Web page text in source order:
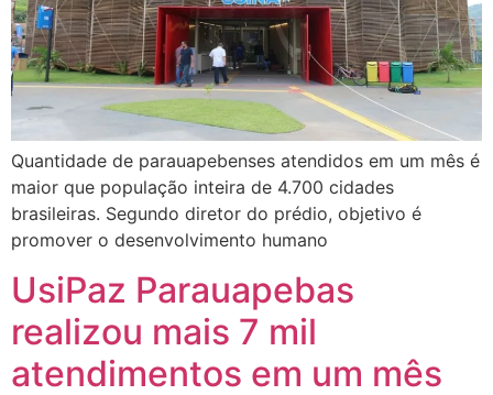
Quantidade de parauapebenses atendidos em um mês é
maior que população inteira de 4.700 cidades
brasileiras. Segundo diretor do prédio, objetivo é
promover o desenvolvimento humano
UsiPaz Parauapebas
realizou mais 7 mil
atendimentos em um mês